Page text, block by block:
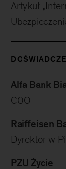
Artykuł
Alfa Bank
COO
Raiffeisen
Dyrektor w
PZU Życie